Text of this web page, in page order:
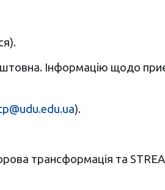
Інформацію щодо
).
трансформація та